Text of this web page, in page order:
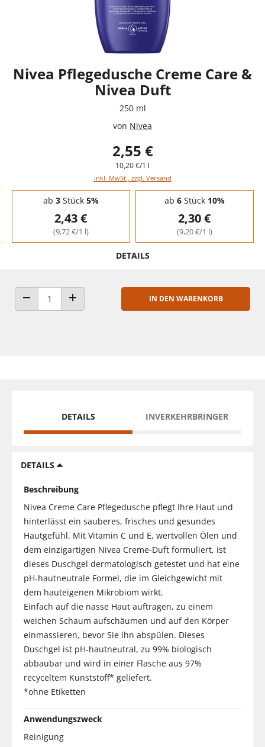
Nivea Pflegedusche Creme Care &
Nivea Duft
250 ml
von Nivea
2,55 €
10,20 €/1 l
inkl. MwSt., zzgl. Versand
Staffelpreise - Mengenrabatt
ab 3Stück 5%
2,43 €
(9,72 €/1 l)
ab 6Stück 10%
2,30 €
(9,20 €/1 l)
DETAILS
ANZAHL VERRINGERNANZAHL ERHÖHEN
IN DEN WARENKORB
DETAILS INVERKEHRBRINGER
DETAILS
Beschreibung
Nivea Creme Care Pflegedusche pflegt Ihre Haut und
hinterlässt ein sauberes, frisches und gesundes
Hautgefühl. Mit Vitamin C und E, wertvollen Ölen und
dem einzigartigen Nivea Creme-Duft formuliert, ist
dieses Duschgel dermatologisch getestet und hat eine
pH-hautneutrale Formel, die im Gleichgewicht mit
dem hauteigenen Mikrobiom wirkt.
Einfach auf die nasse Haut auftragen, zu einem
weichen Schaum aufschäumen und auf den Körper
einmassieren, bevor Sie ihn abspülen. Dieses
Duschgel ist pH-hautneutral, zu 99% biologisch
abbaubar und wird in einer Flasche aus 97%
recyceltem Kunststoff* geliefert.
*ohne Etiketten
Anwendungszweck
Reinigung